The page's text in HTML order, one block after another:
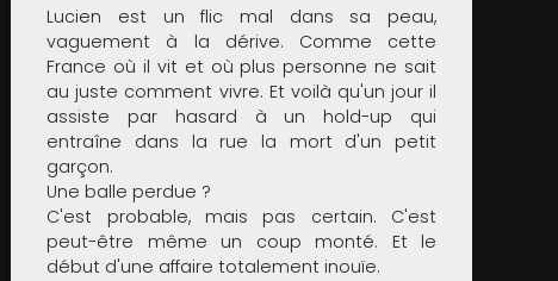
Lucien est un flic mal dans sa peau,
vaguement à la dérive. Comme cette
France où il vit et où plus personne ne sait
au juste comment vivre. Et voilà qu'un jour il
assiste par hasard à un hold-up qui
entraîne dans la rue la mort d'un petit
garçon.
Une balle perdue ?
C'est probable, mais pas certain. C'est
peut-être même un coup monté. Et le
début d'une affaire totalement inouïe.